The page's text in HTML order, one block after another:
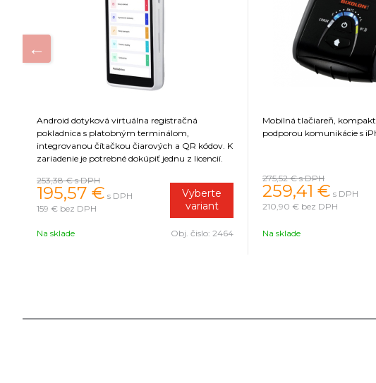
Android dotyková virtuálna registračná
pokladnica s platobným terminálom,
integrovanou čítačkou čiarových a QR kódov. K
zariadenie je potrebné dokúpiť jednu z licencií.
253,38 €s DPH
195,57 € s DPH
159 € bez DPH
Vyberte
variant
Na sklade Obj. čislo: 2464
Mobilná tlačiareň,
podporou komunikácie s
275,52 €s DPH
259,41 € s DPH
210,90 € bez DPH
Na sklade